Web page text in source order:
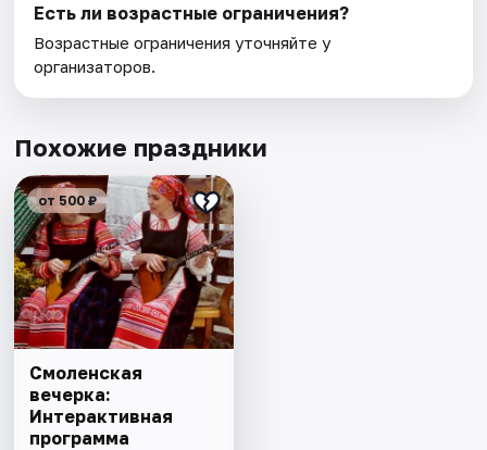
Есть ли возрастные ограничения?
Возрастные ограничения уточняйте у
организаторов.
Похожие праздники
от 500 ₽
Смоленская
вечерка:
Интерактивная
программа